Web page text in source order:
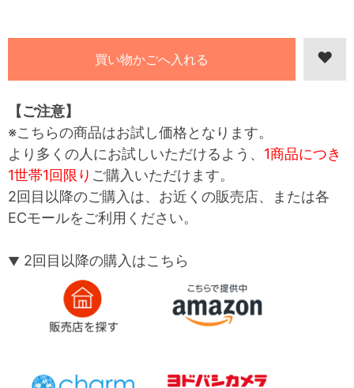
【ご注意】
※こちらの商品はお試し価格となります。
より多くの人にお試しいただけるよう、 1商品につき
1世帯1回限り ご購入いただけます。
2回目以降のご購入は、お近くの販売店、または各
ECモールをご利用ください。
▼ 2回目以降の購入はこちら